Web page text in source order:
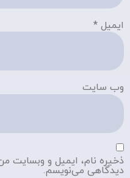
ایمیل *
وب‌ سایت
ذخیره نام، ایمیل و وبسایت
دیدگاهی می‌نویسم.